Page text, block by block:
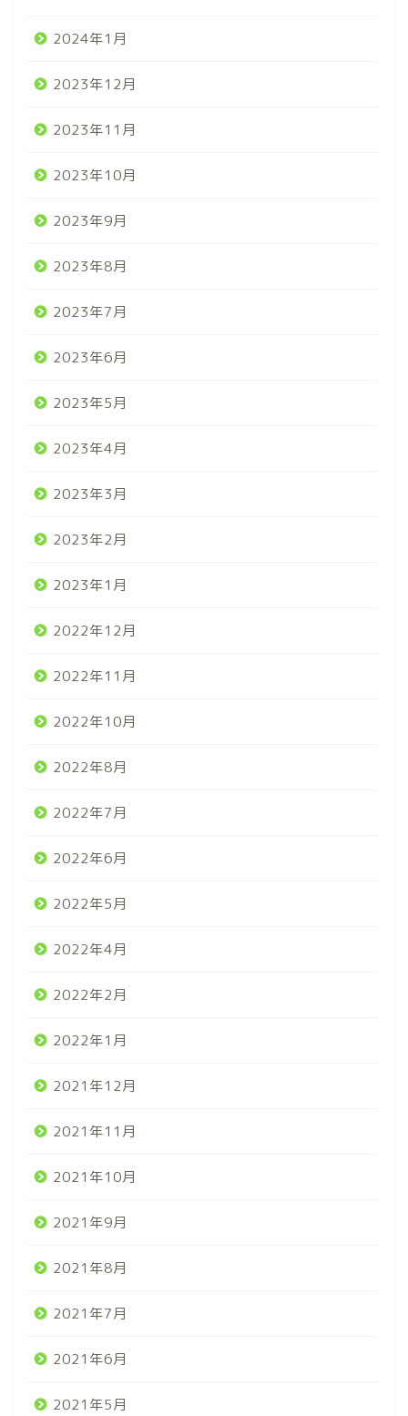
2024年1月
2023年12月
2023年11月
2023年10月
2023年9月
2023年8月
2023年7月
2023年6月
2023年5月
2023年4月
2023年3月
2023年2月
2023年1月
2022年12月
2022年11月
2022年10月
2022年8月
2022年7月
2022年6月
2022年5月
2022年4月
2022年2月
2022年1月
2021年12月
2021年11月
2021年10月
2021年9月
2021年8月
2021年7月
2021年6月
2021年5月